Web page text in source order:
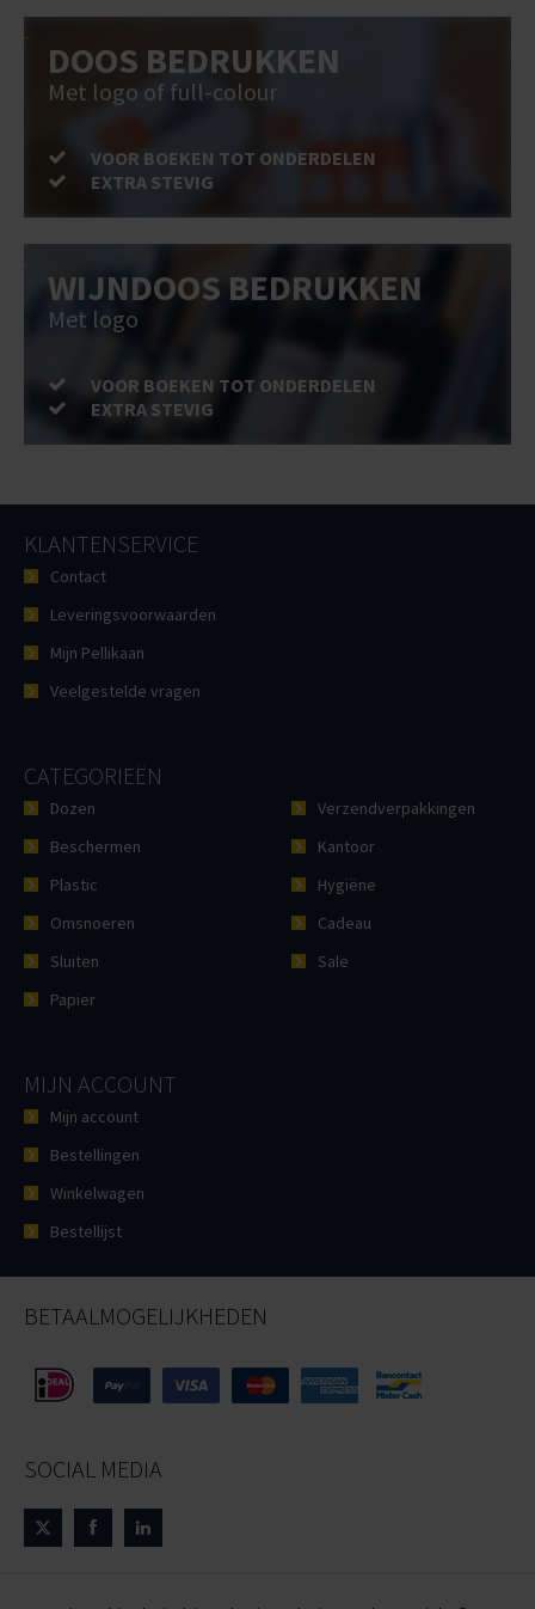
DOOS BEDRUKKEN
Met logo of full-colour
VOOR BOEKEN TOT ONDERDELEN
EXTRA STEVIG
WIJNDOOS BEDRUKKEN
Met logo
VOOR BOEKEN TOT ONDERDELEN
EXTRA STEVIG
KLANTENSERVICE
Contact
Leveringsvoorwaarden
Mijn Pellikaan
Veelgestelde vragen
CATEGORIEËN
Dozen
Beschermen
Plastic
Omsnoeren
Sluiten
Papier
Verzendverpakkingen
Kantoor
Hygiëne
Cadeau
Sale
MIJN ACCOUNT
Mijn account
Bestellingen
Winkelwagen
Bestellijst
BETAALMOGELIJKHEDEN
SOCIAL MEDIA